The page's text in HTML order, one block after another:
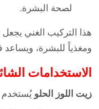
لصحة البشرة.
هذا التركيب الغني يجعل
ومغذياً للبشرة،
الاستخدامات
زيت اللوز الحلو